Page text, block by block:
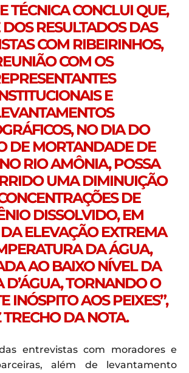
TÉCNICA CONCLUI QUE,
RESULTADOS DAS
COM RIBEIRINHOS,
COM OS
E
NO DIA DO
DE MORTANDADE DE
RIO AMÔNIA, POSSA
UMA DIMINUIÇÃO
DE
DISSOLVIDO, EM
ELEVAÇÃO EXTREMA
DA ÁGUA,
AO BAIXO NÍVEL DA
D’ÁGUA, TORNANDO O
INÓSPITO AOS PEIXES”,
TRECHO DA NOTA.
entrevistas com moradores e
além de levantamento